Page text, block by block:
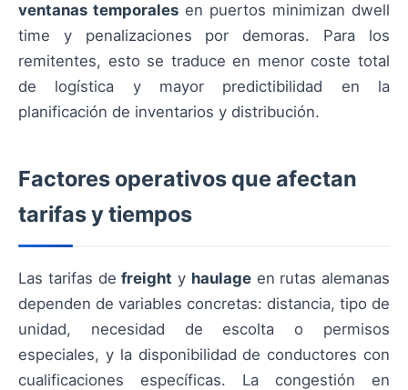
ventanas temporales en puertos minimizan dwell
time y penalizaciones por demoras. Para los
remitentes, esto se traduce en menor coste total
de logística y mayor predictibilidad en la
planificación de inventarios y distribución.
Factores operativos que afectan
tarifas y tiempos
Las tarifas defreight y haulageen rutas alemanas
dependen de variables concretas: distancia, tipo de
unidad, necesidad de escolta o permisos
especiales, y la disponibilidad de conductores con
cualificaciones específicas. La congestión en